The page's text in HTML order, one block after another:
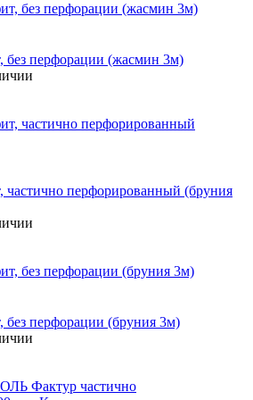
перфорации (жасмин 3м)
перфорированный (бруния
перфорации (бруния 3м)